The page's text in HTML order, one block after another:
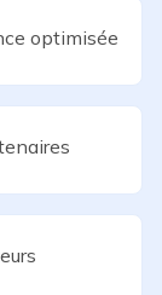
optimisée